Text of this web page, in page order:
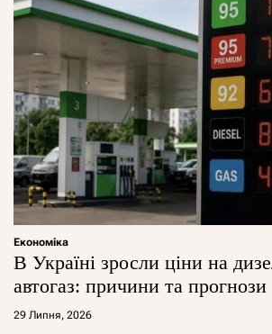
Економіка
В Україні зросли ціни на
автогаз: причини та прогнози
29 Липня, 2026